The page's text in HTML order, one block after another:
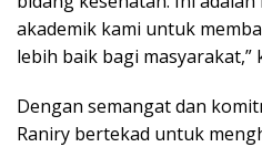
akademik kami untuk
lebih baik bagi
Dengan semangat dan
Raniry bertekad untuk